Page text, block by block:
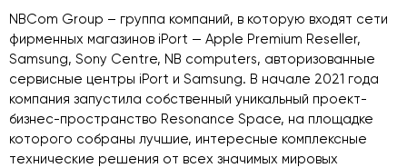
NBCom Group – группа компаний, в которую входят сети
фирменных магазинов iPort — Apple Premium Reseller,
Samsung, Sony Centre, NB computers, авторизованные
сервисные центры iPort и Samsung. В начале 2021 года
компания запустила собственный уникальный проект-
бизнес-пространство Resonance Space, на площадке
которого собраны лучшие, интересные комплексные
технические решения от всех значимых мировых